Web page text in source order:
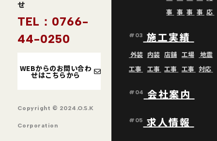
せ
TEL：0766-
44-0250
WEBからのお問い合わ
せはこちらから
Copyright © 2024.O.S.K
Corporation
事 事 事 事 応
#03 施工実績
外装
工事
内装
工事
店舗
工事
工場
工事
地震
対応
#04 会社案内
#05 求人情報